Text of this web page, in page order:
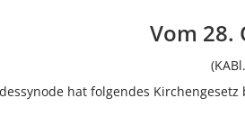
Vom 28.
hat folgendes Kirchengesetz